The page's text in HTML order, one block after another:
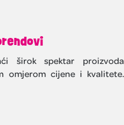
širok spektar proizvoda
omjerom cijene i kvalitete.